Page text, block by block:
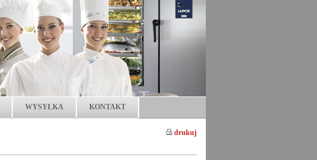
WYSYŁKA KONTAKT
drukuj